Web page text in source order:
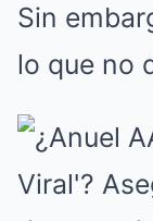
Sin
lo que no